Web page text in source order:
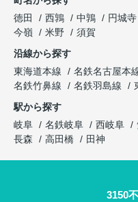
徳田
西鶉 中鶉 円城寺
今嶺
米野
須賀
沿線から探す
東海道本線
名鉄名古屋本
名鉄竹鼻線
名鉄羽島線
駅から探す
岐阜
名鉄岐阜 西岐阜
長森
高田橋 田神
3150